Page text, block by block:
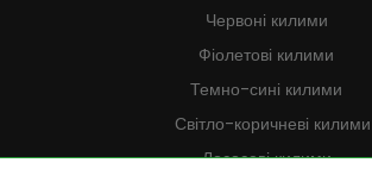
Червоні килими
Фіолетові килими
Темно-сині килими
Світло-коричневі килими
Лососеві килими